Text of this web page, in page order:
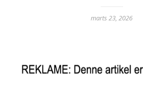
marts 23, 2026